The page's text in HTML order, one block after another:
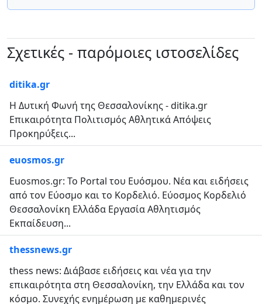
Σχετικές - παρόμοιες ιστοσελίδες
ditika.gr
Η Δυτική Φωνή της Θεσσαλονίκης - ditika.gr
Επικαιρότητα Πολιτισμός Αθλητικά Απόψεις
Προκηρύξεις...
euosmos.gr
Euosmos.gr: Το Portal του Ευόσμου. Νέα και ειδήσεις
από τον Εύοσμο και το Κορδελιό. Εύοσμος Κορδελιό
Θεσσαλονίκη Ελλάδα Εργασία Αθλητισμός
Εκπαίδευση...
thessnews.gr
thess news: Διάβασε ειδήσεις και νέα για την
επικαιρότητα στη Θεσσαλονίκη, την Ελλάδα και τον
κόσμο. Συνεχής ενημέρωση με καθημερινές